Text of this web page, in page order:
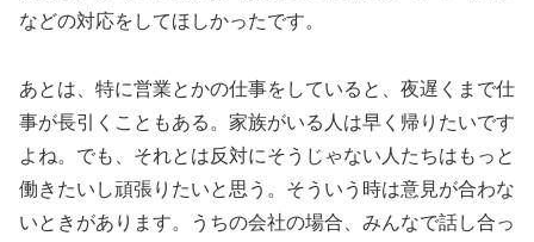
などの対応をしてほしかったです。
あとは、特に営業とかの仕事をしていると、夜遅くまで仕
事が長引くこともある。家族がいる人は早く帰りたいです
よね。でも、それとは反対にそうじゃない人たちはもっと
働きたいし頑張りたいと思う。そういう時は意見が合わな
いときがあります。うちの会社の場合、みんなで話し合っ